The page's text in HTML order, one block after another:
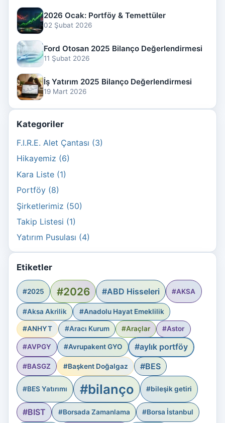
2026 Ocak: Portföy & Temettüler
02 Şubat 2026
Ford Otosan 2025 Bilanço Değerlendirmesi
11 Şubat 2026
İş Yatırım 2025 Bilanço Değerlendirmesi
19 Mart 2026
Kategoriler
F.I.R.E. Alet Çantası (3)
Hikayemiz (6)
Kara Liste (1)
Portföy (8)
Şirketlerimiz (50)
Takip Listesi (1)
Yatırım Pusulası (4)
Etiketler
#2025 #2026 #ABD Hisseleri #AKSA
#Aksa Akrilik #Anadolu Hayat Emeklilik
#ANHYT #Aracı Kurum #Araçlar #Astor
#AVPGY #Avrupakent GYO #aylık portföy
#BASGZ #Başkent Doğalgaz #BES
#BES Yatırımı #bilanço #bileşik getiri
#BIST #Borsada Zamanlama #Borsa İstanbul